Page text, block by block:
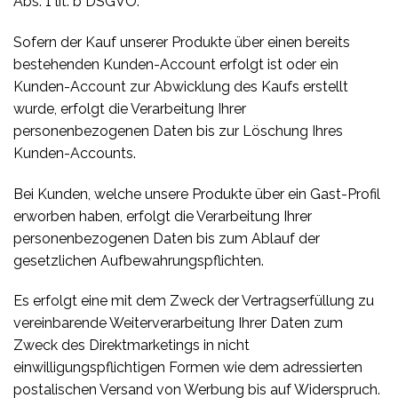
Sofern der Kauf unserer Produkte über einen bereits
bestehenden Kunden-Account erfolgt ist oder ein
Kunden-Account zur Abwicklung des Kaufs erstellt
wurde, erfolgt die Verarbeitung Ihrer
personenbezogenen Daten bis zur Löschung Ihres
Kunden-Accounts.
Bei Kunden, welche unsere Produkte über ein Gast-Profil
erworben haben, erfolgt die Verarbeitung Ihrer
personenbezogenen Daten bis zum Ablauf der
gesetzlichen Aufbewahrungspflichten.
Es erfolgt eine mit dem Zweck der Vertragserfüllung zu
vereinbarende Weiterverarbeitung Ihrer Daten zum
Zweck des Direktmarketings in nicht
einwilligungspflichtigen Formen wie dem adressierten
postalischen Versand von Werbung bis auf Widerspruch.